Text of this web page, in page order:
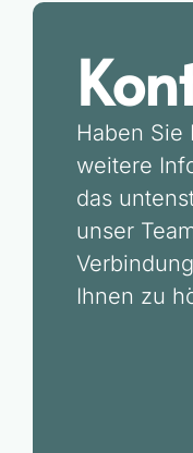
Haben Sie
weitere
das
unser
Ihnen zu